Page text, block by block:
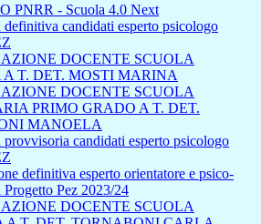
PNRR - Scuola 4.0 Next
definitiva candidati esperto psicologo
DOCENTE SCUOLA
T. DET. MOSTI MARINA
DOCENTE SCUOLA
PRIMO GRADO A T. DET.
MANOELA
provvisoria candidati esperto psicologo
definitiva esperto orientatore e psico-
Progetto Pez 2023/24
DOCENTE SCUOLA